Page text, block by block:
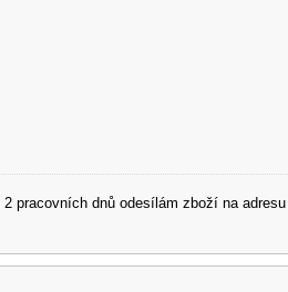
pracovních dnů odesílám zboží na adresu